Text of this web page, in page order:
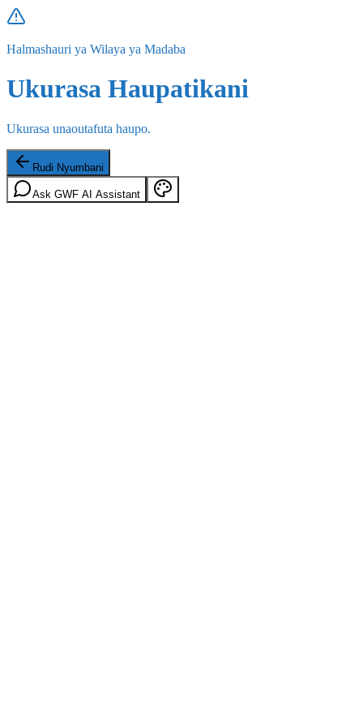
Halmashauri ya Wilaya ya Madaba
Ukurasa Haupatikani
Ukurasa unaoutafuta haupo.
Rudi Nyumbani
Ask GWF AI Assistant